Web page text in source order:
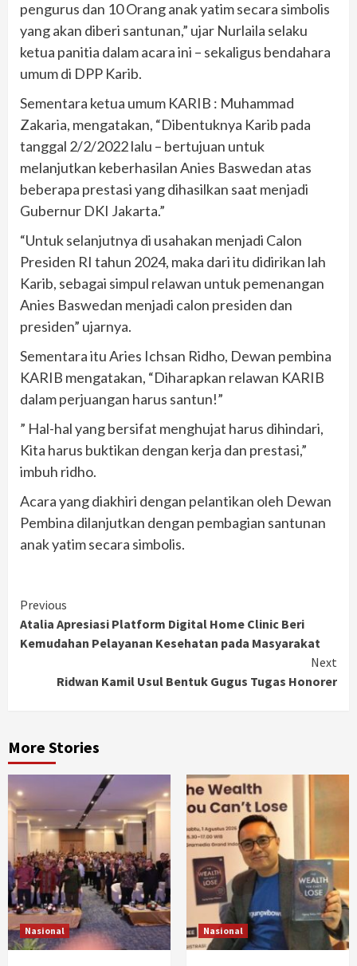
pengurus dan 10 Orang anak yatim secara simbolis
yang akan diberi santunan,” ujar Nurlaila selaku
ketua panitia dalam acara ini – sekaligus bendahara
umum di DPP Karib.
Sementara ketua umum KARIB : Muhammad
Zakaria, mengatakan, “Dibentuknya Karib pada
tanggal 2/2/2022 lalu – bertujuan untuk
melanjutkan keberhasilan Anies Baswedan atas
beberapa prestasi yang dihasilkan saat menjadi
Gubernur DKI Jakarta.”
“Untuk selanjutnya di usahakan menjadi Calon
Presiden RI tahun 2024, maka dari itu didirikan lah
Karib, sebagai simpul relawan untuk pemenangan
Anies Baswedan menjadi calon presiden dan
presiden” ujarnya.
Sementara itu Aries Ichsan Ridho, Dewan pembina
KARIB mengatakan, “Diharapkan relawan KARIB
dalam perjuangan harus santun!”
” Hal-hal yang bersifat menghujat harus dihindari,
Kita harus buktikan dengan kerja dan prestasi,”
imbuh ridho.
Acara yang diakhiri dengan pelantikan oleh Dewan
Pembina dilanjutkan dengan pembagian santunan
anak yatim secara simbolis.
Continue
Reading
Previous
Atalia Apresiasi Platform Digital Home Clinic Beri
Kemudahan Pelayanan Kesehatan pada Masyarakat
Next
Ridwan Kamil Usul Bentuk Gugus Tugas Honorer
More Stories
Nasional Nasional